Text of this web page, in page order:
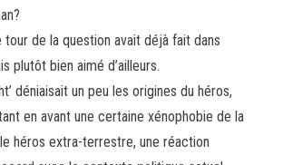
de la question avait déjà fait dans
plutôt bien aimé d’ailleurs.
déniaisait un peu les origines du héros,
en avant une certaine xénophobie de la
héros extra-terrestre, une réaction